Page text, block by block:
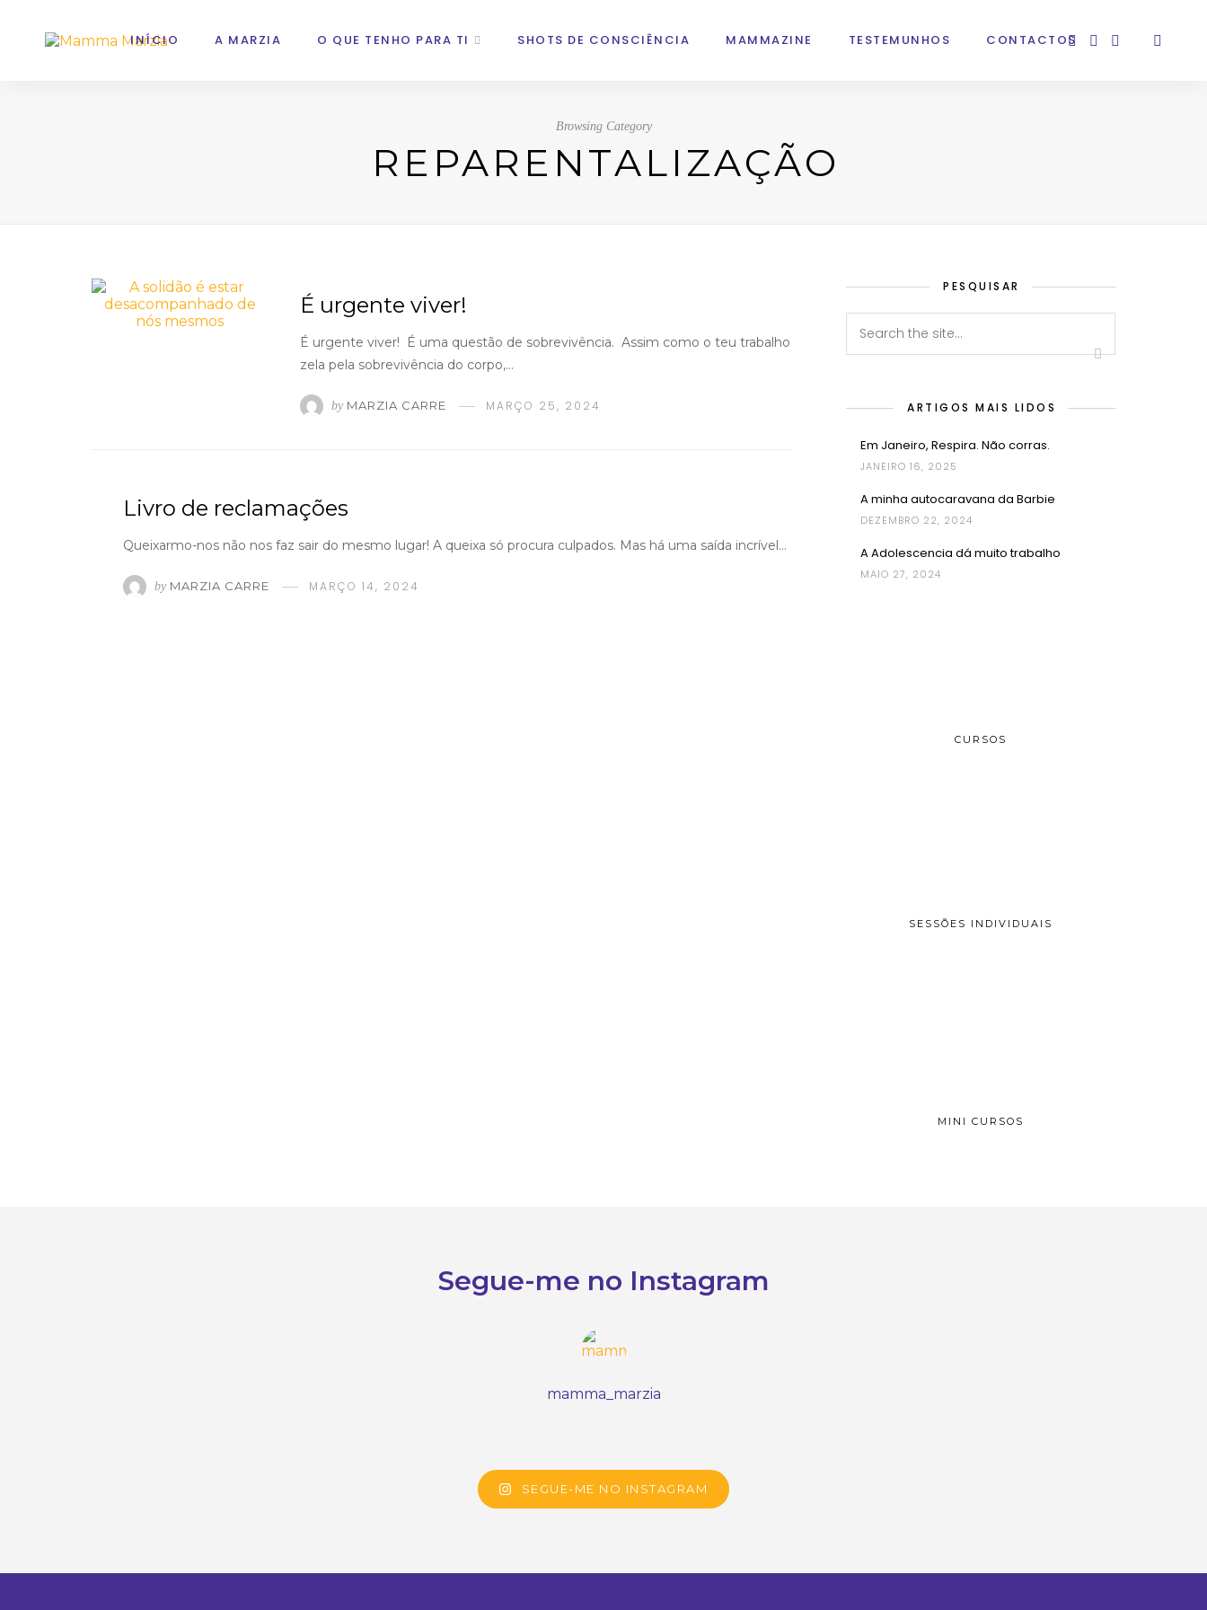
INÍCIO A MARZIA O QUE TENHO PARA TI SHOTS DE CONSCIÊNCIA MAMMAZINE TESTEMUNHOS CONTACTOS
Browsing Category
REPARENTALIZAÇÃO
É urgente viver!
É urgente viver! É uma questão de sobrevivência. Assim como o teu trabalho
zela pela sobrevivência do corpo,…
by MARZIA CARRE MARÇO 25, 2024
Livro de reclamações
Queixarmo-nos não nos faz sair do mesmo lugar! A queixa só procura culpados. Mas há uma saída incrível…
by MARZIA CARRE MARÇO 14, 2024
PESQUISAR
ARTIGOS MAIS LIDOS
Em Janeiro, Respira. Não corras.
JANEIRO 16, 2025
A minha autocaravana da Barbie
DEZEMBRO 22, 2024
A Adolescencia dá muito trabalho
MAIO 27, 2024
CURSOS
SESSÕES INDIVIDUAIS
MINI CURSOS
Segue-me no Instagram
mamma_marzia
SEGUE-ME NO INSTAGRAM